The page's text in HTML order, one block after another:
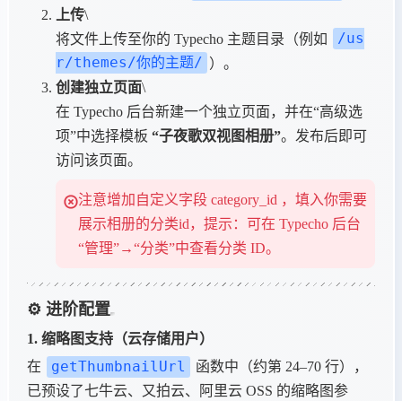
上传\
将文件上传至你的 Typecho 主题目录（例如
/us
r/themes/你的主题/ ）。
创建独立页面\
在 Typecho 后台新建一个独立页面，并在“高级选
项”中选择模板 “子夜歌双视图相册”。发布后即可
访问该页面。
注意增加自定义字段 category_id ，填入你需要
展示相册的分类id，提示：可在 Typecho 后台
“管理”→“分类”中查看分类 ID。
⚙️ 进阶配置
1. 缩略图支持（云存储用户）
在
getThumbnailUrl
函数中（约第 24–70 行），
已预设了七牛云、又拍云、阿里云 OSS 的缩略图参